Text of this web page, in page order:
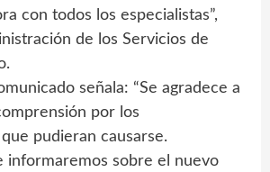
con todos los especialistas”,
de los Servicios de
señala: “Se agradece a
por los
pudieran causarse.
informaremos sobre el nuevo